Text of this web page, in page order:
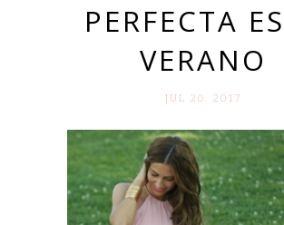
PERFECTA
VERANO
JUL 20. 2017